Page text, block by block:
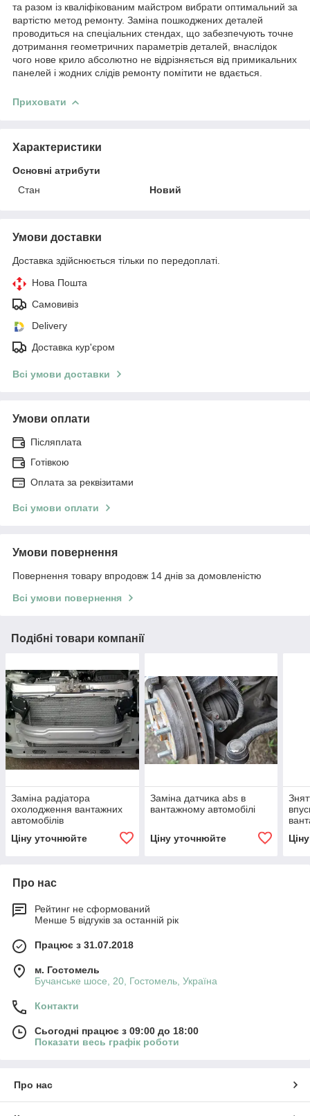
та разом із кваліфікованим майстром вибрати оптимальний за
вартістю метод ремонту. Заміна пошкоджених деталей
проводиться на спеціальних стендах, що забезпечують точне
дотримання геометричних параметрів деталей, внаслідок
чого нове крило абсолютно не відрізняється від примикальних
панелей і жодних слідів ремонту помітити не вдається.
Приховати
Характеристики
Основні атрибути
Стан
Новий
Умови доставки
Доставка здійснюється тільки по передоплаті.
Нова Пошта
Самовивіз
Delivery
Доставка кур'єром
Всі умови доставки
Умови оплати
Післяплата
Готівкою
Оплата за реквізитами
Всі умови оплати
Умови повернення
Повернення товару впродовж 14 днів за домовленістю
Всі умови повернення
Подібні товари компанії
Заміна радіатора
охолодження вантажних
автомобілів
Ціну уточнюйте
Заміна датчика abs в
вантажному автомобілі
Ціну уточнюйте
Про нас
Рейтинг не сформований
Менше 5 відгуків за останній рік
Працює з 31.07.2018
м. Гостомель
Бучанське шосе, 20, Гостомель, Україна
Контакти
Сьогодні працює з 09:00 до 18:00
Показати весь графік роботи
Про нас